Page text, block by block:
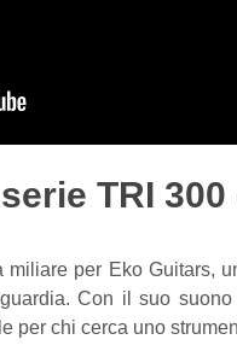
TRI
miliare per Eko Guitars,
Con il suo
per chi cerca uno